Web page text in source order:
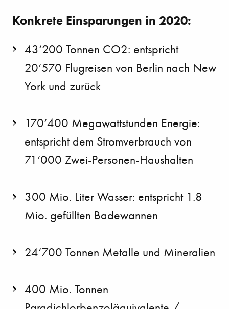
Konkrete Einsparungen in 2020:
43‘200 Tonnen CO2: entspricht
20‘570 Flugreisen von Berlin nach New
York und zurück
170‘400 Megawattstunden Energie:
entspricht dem Stromverbrauch von
71‘000 Zwei-Personen-Haushalten
300 Mio. Liter Wasser: entspricht 1.8
Mio. gefüllten Badewannen
24‘700 Tonnen Metalle und Mineralien
400 Mio. Tonnen